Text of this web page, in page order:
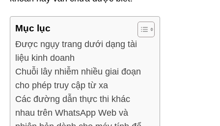
Mục lục
Được ngụy trang dưới dạng tài
liệu kinh doanh
Chuỗi lây nhiễm nhiều giai đoạn
cho phép truy cập từ xa
Các đường dẫn thực thi khác
nhau trên WhatsApp Web và